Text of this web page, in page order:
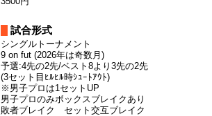
試合形式
シングルトーナメント
9 on fut (2026年は奇数月)
予選:4先の2先/ベスト8より3先の2先
(3セット目ﾋﾙﾋﾙ時ｼｭｰﾄｱｳﾄ)
※男子プロは1セットUP
男子プロのみボックスブレイクあり
敗者ブレイク セット交互ブレイク